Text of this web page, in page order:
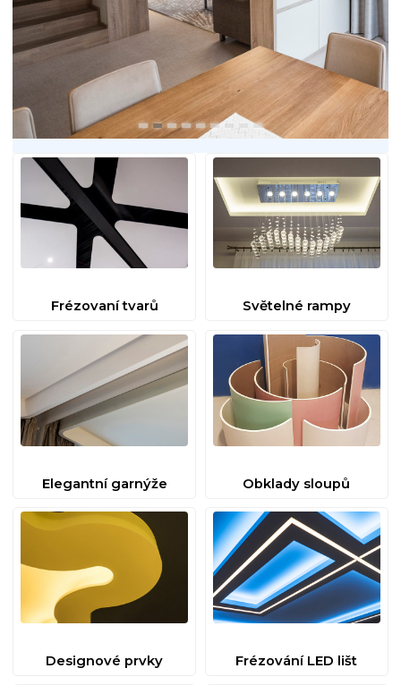
Frézovaní tvarů Světelné rampy
Elegantní garnýže Obklady sloupů
Designové prvky Frézování LED lišt